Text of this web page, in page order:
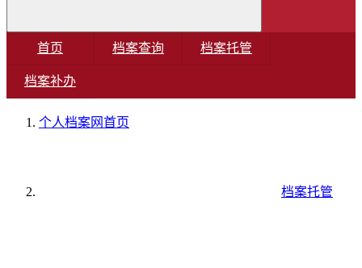
首页 档案查询 档案托管
档案补办
个人档案网首页
档案托管